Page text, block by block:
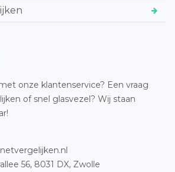
onze klantenservice? Een vraag
of snel glasvezel? Wij staan
56, 8031 DX, Zwolle